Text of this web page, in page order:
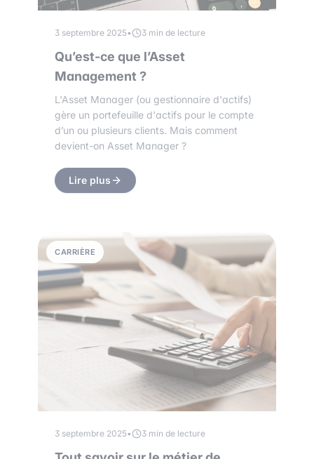
3 septembre 2025• 3 min de lecture
Qu’est-ce que l’Asset
Management ?
L'Asset Manager (ou gestionnaire d'actifs)
gère un portefeuille d'actifs pour le compte
d’un ou plusieurs clients. Mais comment
devient-on Asset Manager ?
Lire plus
CARRIÈRE
3 septembre 2025• 3 min de lecture